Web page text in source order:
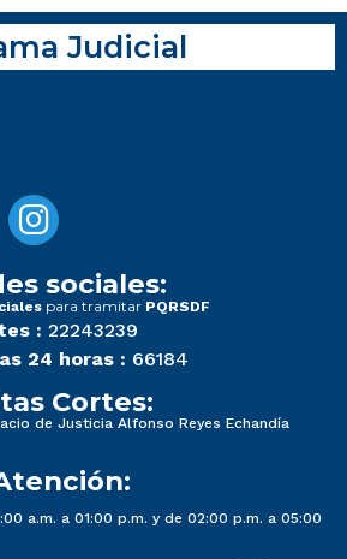
Judicial
sociales:
para tramitar PQRSDF
: 22243239
24 horas : 66184
Cortes:
de Justicia Alfonso Reyes Echandía
a.m. a 01:00 p.m. y de 02:00 p.m. a 05:00